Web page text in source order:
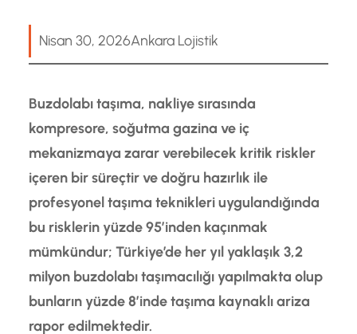
Nisan 30, 2026Ankara Lojistik
Buzdolabı taşıma, nakliye sırasında
kompresore, soğutma gazina ve iç
mekanizmaya zarar verebilecek kritik riskler
içeren bir süreçtir ve doğru hazırlık ile
profesyonel taşıma teknikleri uygulandığında
bu risklerin yüzde 95’inden kaçınmak
mümkündur; Türkiye’de her yıl yaklaşık 3,2
milyon buzdolabı taşımacılığı yapılmakta olup
bunların yüzde 8’inde taşıma kaynaklı ariza
rapor edilmektedir.